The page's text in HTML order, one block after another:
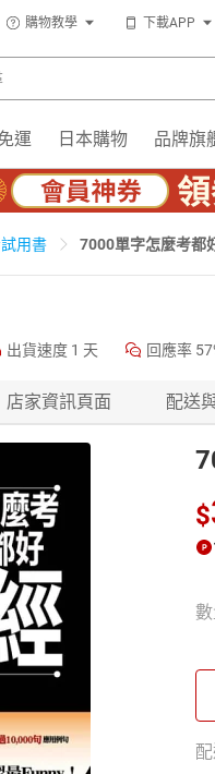
購物教學 下載APP
運 日本購物 品牌旗
用書 7000單字怎麼考都
出貨速度 1 天 回應率
店家資訊頁面 配送
$